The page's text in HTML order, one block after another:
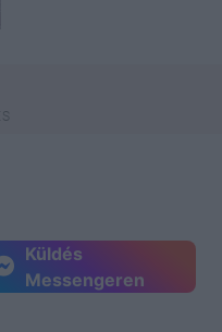
Küldés
Messengeren